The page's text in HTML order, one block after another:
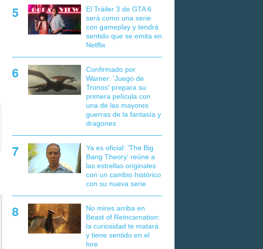
El Tráiler 3 de GTA 6
será como una serie
con gameplay y tendrá
sentido que se emita en
Netflix
Confirmado por
Warner: 'Juego de
Tronos' prepara su
primera película con
una de las mayores
guerras de la fantasía y
dragones
Ya es oficial: 'The Big
Bang Theory' reúne a
las estrellas originales
con un cambio histórico
con su nueva serie
No mires arriba en
Beast of Reincarnation:
la curiosidad te matará
y tiene sentido en el
lore